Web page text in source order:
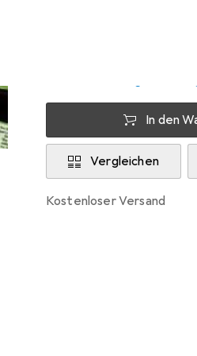
In den
Vergleichen
kostenloser Versand